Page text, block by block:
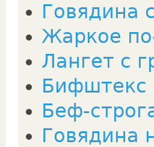
Говядина
Жаркое
Лангет с
Бифштекс
Беф-
Говядина